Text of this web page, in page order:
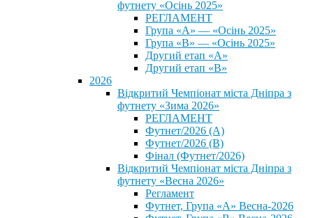
футнету «Осінь 2025»
РЕГЛАМЕНТ
Група «А» — «Осінь 2025»
Група «В» — «Осінь 2025»
Другий етап «А»
Другий етап «В»
2026
Відкритий Чемпіонат міста Дніпра з
футнету «Зима 2026»
РЕГЛАМЕНТ
Футнет/2026 (А)
Футнет/2026 (В)
Фінал (Футнет/2026)
Відкритий Чемпіонат міста Дніпра з
футнету «Весна 2026»
Регламент
Футнет, Група «А» Весна-2026